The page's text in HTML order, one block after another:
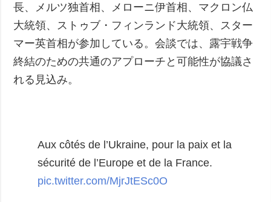
長、メルツ独首相、メローニ伊首相、マクロン仏
大統領、ストゥブ・フィンランド大統領、スター
マー英首相が参加している。会談では、露宇戦争
終結のための共通のアプローチと可能性が協議さ
れる見込み。
Aux côtés de l’Ukraine, pour la paix et la
sécurité de l’Europe et de la France.
pic.twitter.com/MjrJtESc0O